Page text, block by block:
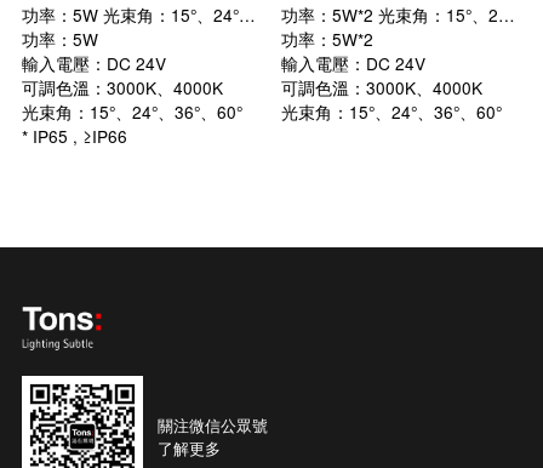
功率：5W 光束角：15°、24°、36°、60°
功率：5W
輸入電壓：DC 24V
可調色溫：3000K、4000K
光束角：15°、24°、36°、60°
* IP65 , ≥IP66
功率：5W*2 光束角：15°、24°、36°、60°
功率：5W*2
輸入電壓：DC 24V
可調色溫：3000K、4000K
光束角：15°、24°、36°、60°
關注微信公眾號
了解更多